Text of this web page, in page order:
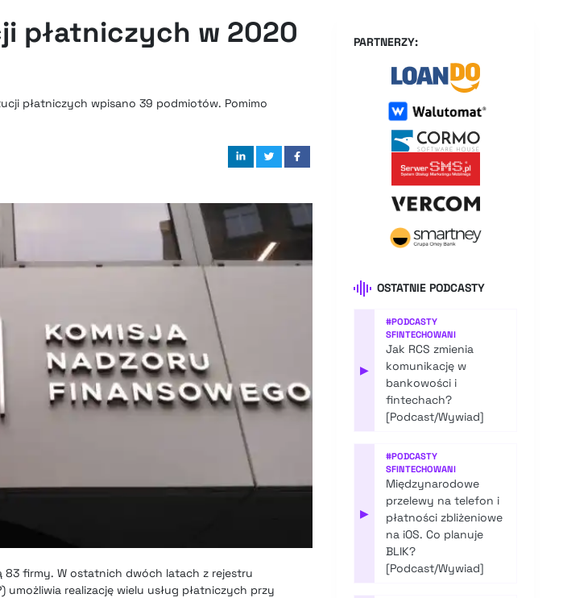
płatniczych w 2020
płatniczych wpisano 39 podmiotów. Pomimo
83 firmy. W ostatnich dwóch latach z rejestru
umożliwia realizację wielu usług płatniczych przy
PARTNERZY:
OSTATNIE PODCASTY
▶
#PODCASTY
SFINTECHOWANI
Jak RCS zmienia
komunikację w
bankowości i
fintechach?
[Podcast/Wywiad]
▶
#PODCASTY
SFINTECHOWANI
Międzynarodowe
przelewy na telefon i
płatności zbliżeniowe
na iOS. Co planuje
BLIK?
[Podcast/Wywiad]